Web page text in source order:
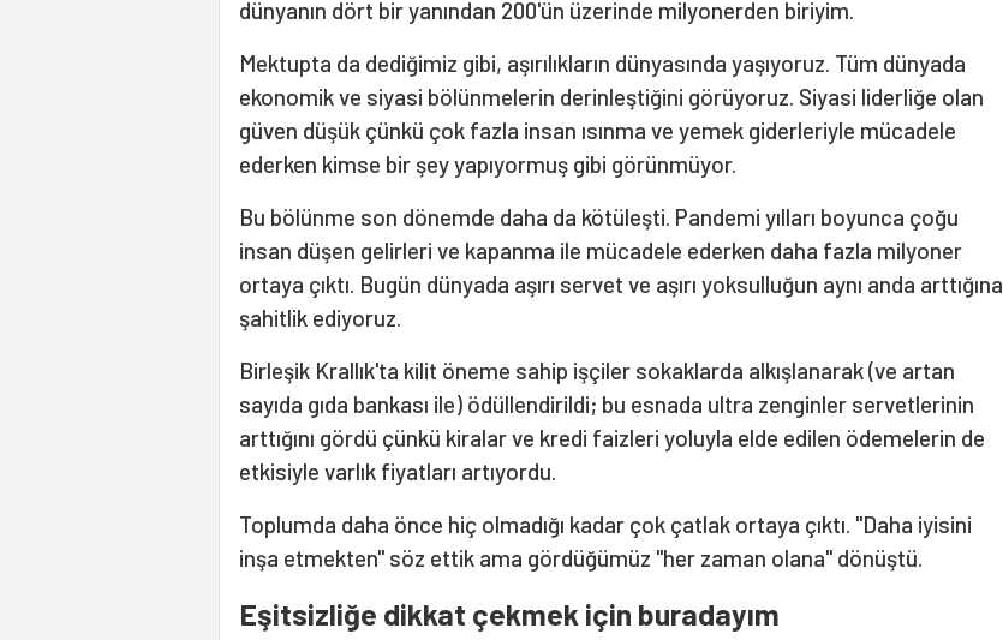
dünyanın dört bir yanından 200'ün üzerinde milyonerden biriyim.
Mektupta da dediğimiz gibi, aşırılıkların dünyasında yaşıyoruz. Tüm dünyada
ekonomik ve siyasi bölünmelerin derinleştiğini görüyoruz. Siyasi liderliğe olan
güven düşük çünkü çok fazla insan ısınma ve yemek giderleriyle mücadele
ederken kimse bir şey yapıyormuş gibi görünmüyor.
Bu bölünme son dönemde daha da kötüleşti. Pandemi yılları boyunca çoğu
insan düşen gelirleri ve kapanma ile mücadele ederken daha fazla milyoner
ortaya çıktı. Bugün dünyada aşırı servet ve aşırı yoksulluğun aynı anda arttığına
şahitlik ediyoruz.
Birleşik Krallık'ta kilit öneme sahip işçiler sokaklarda alkışlanarak (ve artan
sayıda gıda bankası ile) ödüllendirildi; bu esnada ultra zenginler servetlerinin
arttığını gördü çünkü kiralar ve kredi faizleri yoluyla elde edilen ödemelerin de
etkisiyle varlık fiyatları artıyordu.
Toplumda daha önce hiç olmadığı kadar çok çatlak ortaya çıktı. "Daha iyisini
inşa etmekten" söz ettik ama gördüğümüz "her zaman olana" dönüştü.
Eşitsizliğe dikkat çekmek için buradayım